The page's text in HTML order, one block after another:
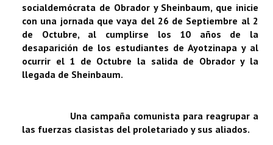
socialdemócrata de Obrador y Sheinbaum, que inicie
con una jornada que vaya del 26 de Septiembre al 2
de Octubre, al cumplirse los 10 años de la
desaparición de los estudiantes de Ayotzinapa y al
ocurrir el 1 de Octubre la salida de Obrador y la
llegada de Sheinbaum.
Una campaña comunista para reagrupar a
las fuerzas clasistas del proletariado y sus aliados.